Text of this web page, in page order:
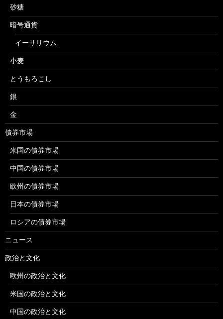
砂糖
暗号通貨
イーサリウム
小麦
とうもろこし
銀
金
債券市場
米国の債券市場
中国の債券市場
欧州の債券市場
日本の債券市場
ロシアの債券市場
ニュース
政治と文化
欧州の政治と文化
米国の政治と文化
中国の政治と文化